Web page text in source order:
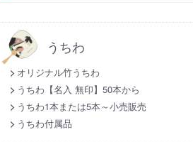
うちわ
オリジナル竹うちわ
うちわ【名入 無印】50本から
うちわ1本または5本～小売販売
うちわ付属品